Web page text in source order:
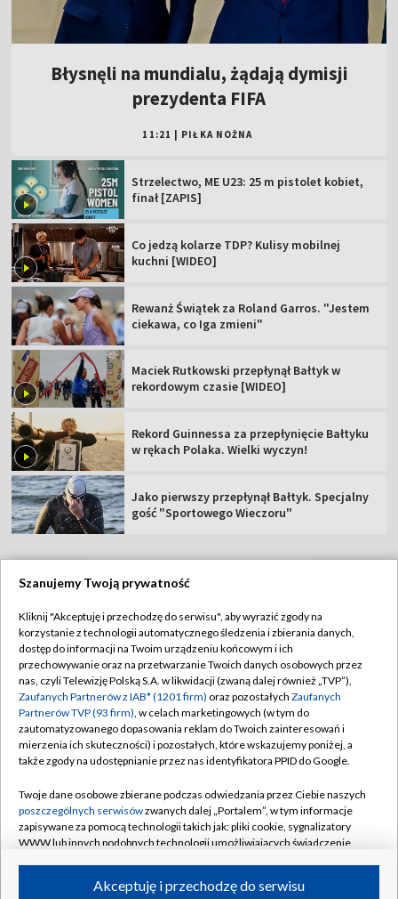
Błysnęli na mundialu, żądają dymisji
prezydenta FIFA
11:21 PIŁKA NOŻNA
Strzelectwo, ME U23: 25 m pistolet kobiet,
finał [ZAPIS]
Co jedzą kolarze TDP? Kulisy mobilnej
kuchni [WIDEO]
Rewanż Świątek za Roland Garros. "Jestem
ciekawa, co Iga zmieni"
Maciek Rutkowski przepłynął Bałtyk w
rekordowym czasie [WIDEO]
Rekord Guinnessa za przepłynięcie Bałtyku
w rękach Polaka. Wielki wyczyn!
Jako pierwszy przepłynął Bałtyk. Specjalny
gość "Sportowego Wieczoru"
Abonament TVP
Sklep TVP
Biuro Reklamy
Oferta Handlowa
Telegazeta ogłoszenia
Rada Programowa
Ogłoszenia przetargowe
Akademia Telewizyjna
Informacje o nadawcy
Regulamin TVP
Polityka prywatności
Moje zgody
Biuro reklamy
Kontakt
Kanały
©2026 Telewizja Polska Spółka Akcyjna w likwidacji
Szanujemy Twoją prywatność
Kliknij "Akceptuję i przechodzę do serwisu", aby wyrazić zgody na
korzystanie z technologii automatycznego śledzenia i zbierania danych,
dostęp do informacji na Twoim urządzeniu końcowym i ich
przechowywanie oraz na przetwarzanie Twoich danych osobowych przez
nas, czyli Telewizję Polską S.A. w likwidacji (zwaną dalej również „TVP”),
Zaufanych Partnerów z IAB* (1201 firm) oraz pozostałych Zaufanych
Partnerów TVP (93 firm), w celach marketingowych (w tym do
zautomatyzowanego dopasowania reklam do Twoich zainteresowań i
mierzenia ich skuteczności) i pozostałych, które wskazujemy poniżej, a
także zgody na udostępnianie przez nas identyfikatora PPID do Google.
Twoje dane osobowe zbierane podczas odwiedzania przez Ciebie naszych
poszczególnych serwisówzwanych dalej „Portalem”, w tym informacje
zapisywane za pomocą technologii takich jak: pliki cookie, sygnalizatory
WWW lub innych podobnych technologii umożliwiających świadczenie
ruchu w Internecie.Akceptuję i przechodzę do serwisu